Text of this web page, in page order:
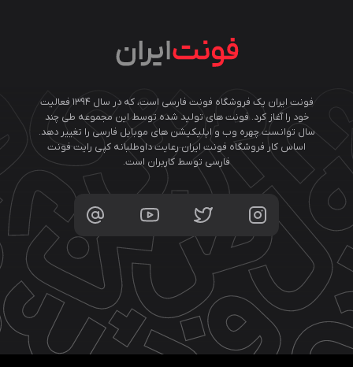
فونت ایران یک فروشگاه فونت فارسی است، که در سال ۱۳۹۴ فعالیت
خود را آغاز کرد. فونت های تولید شده توسط این مجموعه طی چند
سال توانست چهره وب و اپلیکیشن های موبایل فارسی را تغییر دهد.
اساس کار فروشگاه فونت ایران رعایت داوطلبانه کپی رایت فونت
فارسی توسط کاربران است.